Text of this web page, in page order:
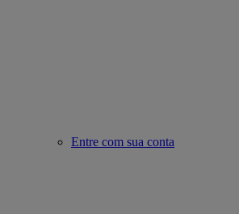
Entre com sua conta